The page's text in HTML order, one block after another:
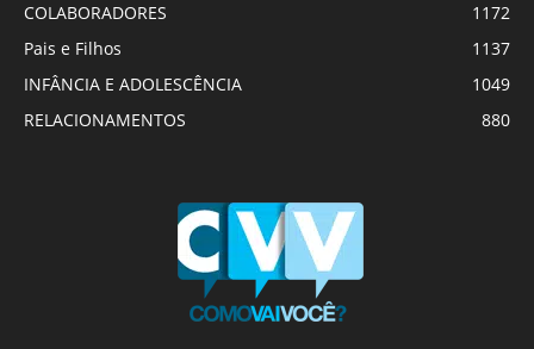
COLABORADORES
1172
Pais e Filhos
1137
INFÂNCIA E ADOLESCÊNCIA
1049
RELACIONAMENTOS
880